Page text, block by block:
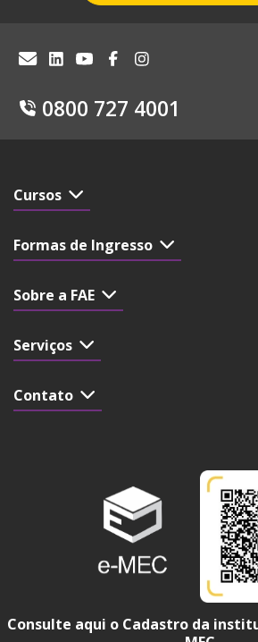
0800 727 4001
Cursos
Formas de Ingresso
Sobre a FAE
Serviços
Contato
Consulte aqui o Cadastro da